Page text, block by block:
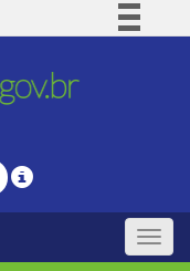
Comunica BR
Legislação
Toggle